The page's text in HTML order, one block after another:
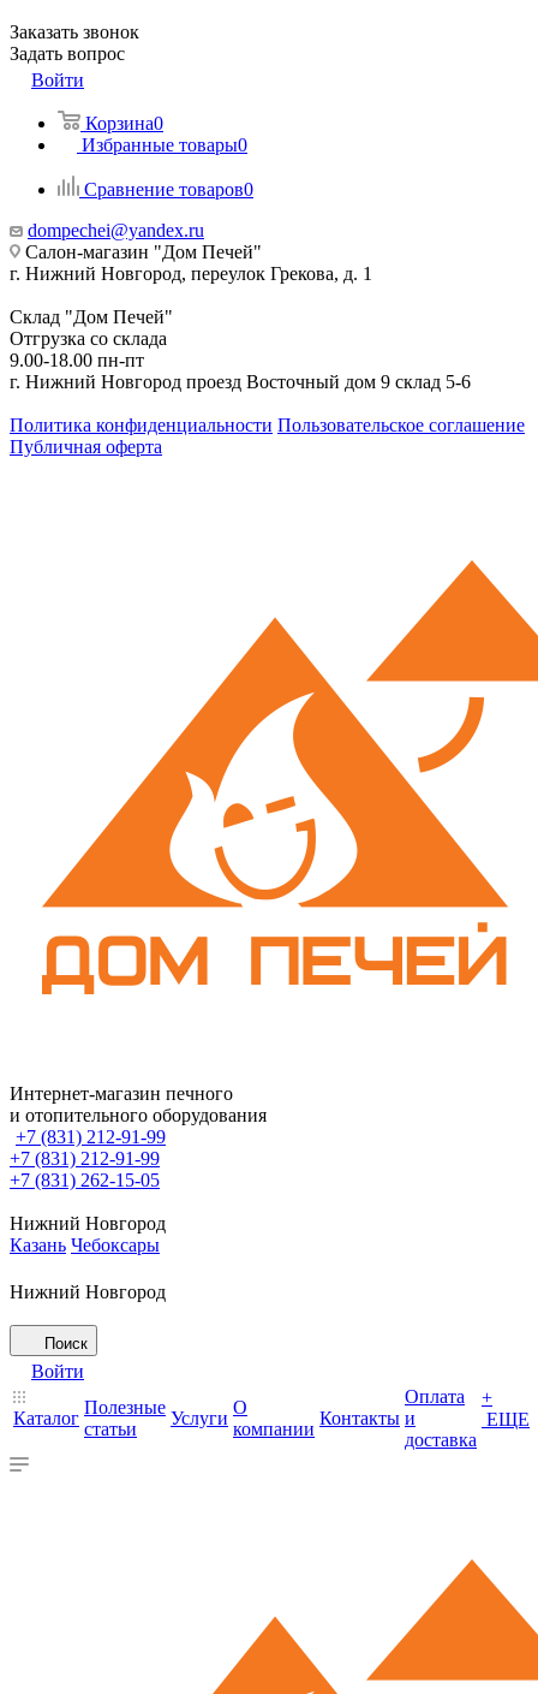
Заказать звонок
Задать вопрос
Войти
Корзина0
Избранные товары0
Сравнение товаров0
dompechei@yandex.ru
Салон-магазин "Дом Печей"
г. Нижний Новгород, переулок Грекова, д. 1
Склад "Дом Печей"
Отгрузка со склада
9.00-18.00 пн-пт
г. Нижний Новгород проезд Восточный дом 9 склад 5-6
Политика конфиденциальности Пользовательское соглашение
Публичная оферта
Интернет-магазин печного
и отопительного оборудования
+7 (831) 212-91-99
+7 (831) 212-91-99
+7 (831) 262-15-05
Нижний Новгород
Казань Чебоксары
Нижний Новгород
Поиск
Войти
Каталог
Полезные
статьи
Услуги
О
компании
Контакты
Оплата
и
доставка
+
ЕЩЕ